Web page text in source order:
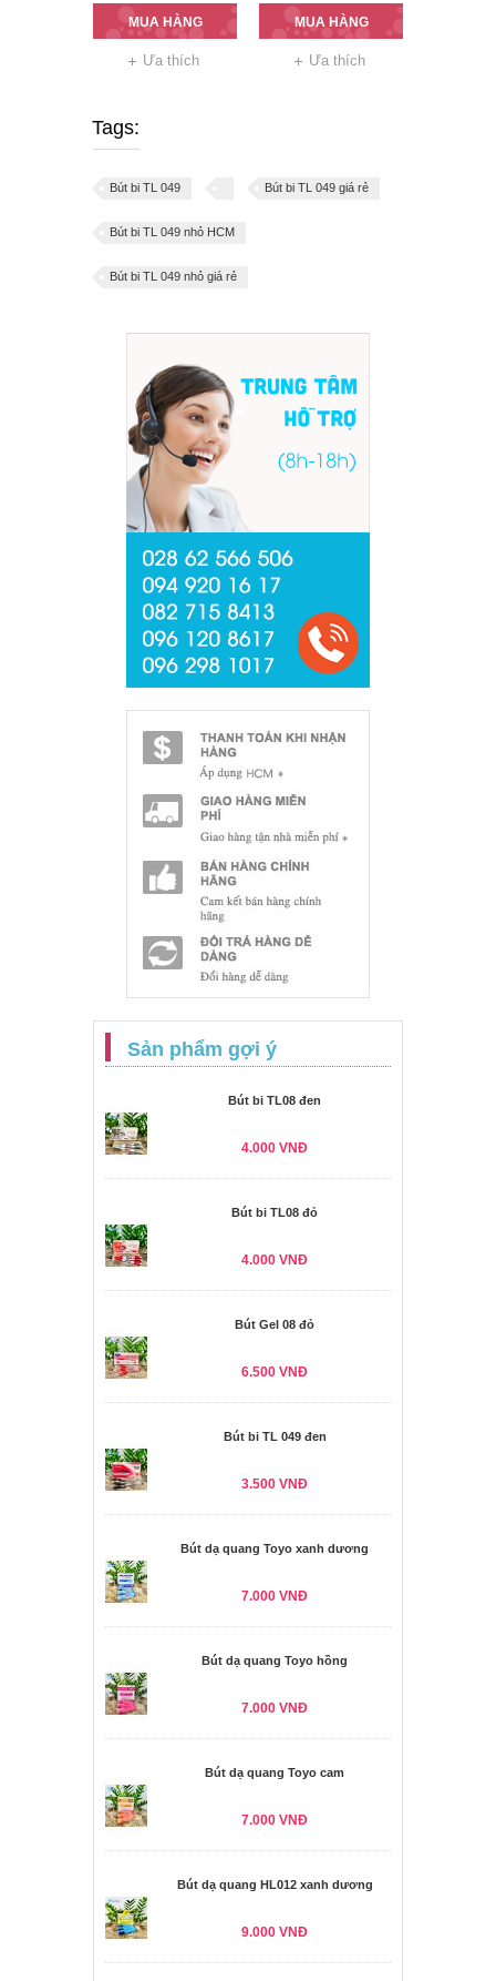
MUA HÀNG
Ưa thích
MUA HÀNG
Ưa thích
Tags:
Bút bi TL 049 Bút bi TL 049 giá rẻ
Bút bi TL 049 nhỏ HCM
Bút bi TL 049 nhỏ giá rẻ
Sản phẩm gợi ý
Bút bi TL08 đen
4.000 VNĐ
Bút bi TL08 đỏ
4.000 VNĐ
Bút Gel 08 đỏ
6.500 VNĐ
Bút bi TL 049 đen
3.500 VNĐ
Bút dạ quang Toyo xanh dương
7.000 VNĐ
Bút dạ quang Toyo hồng
7.000 VNĐ
Bút dạ quang Toyo cam
7.000 VNĐ
Bút dạ quang HL012 xanh dương
9.000 VNĐ